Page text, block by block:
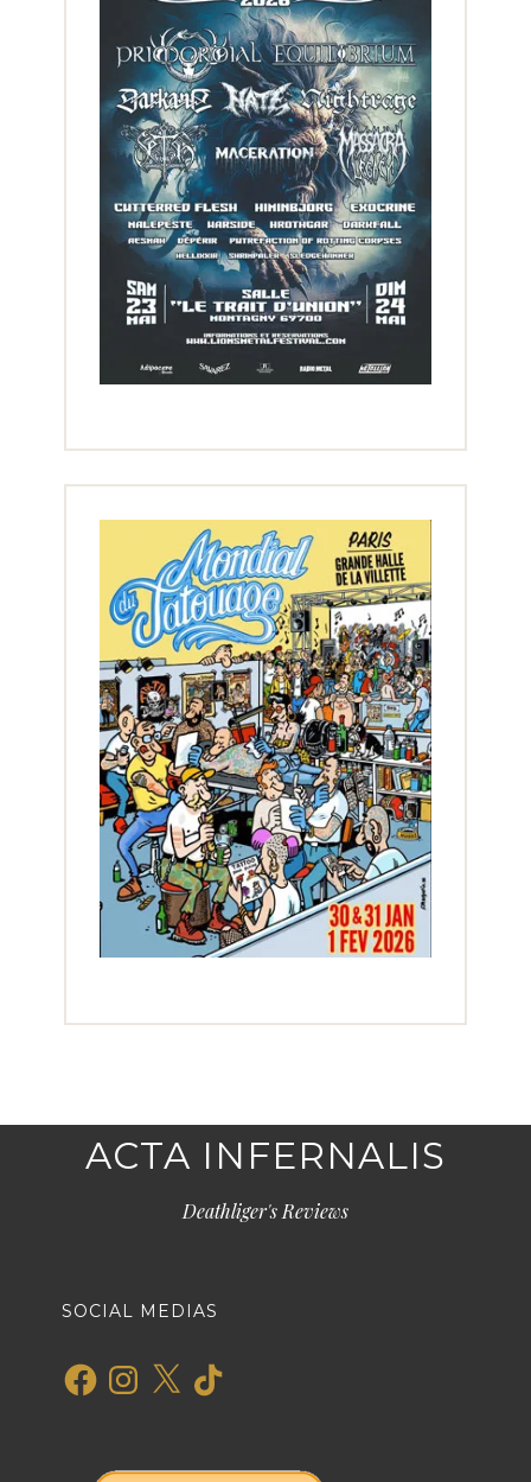
ACTA INFERNALIS
Deathliger's Reviews
SOCIAL MEDIAS
FacebookInstagram
X TikTok